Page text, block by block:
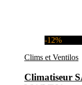
-12%
Clims et Ventilos
Climatiseur